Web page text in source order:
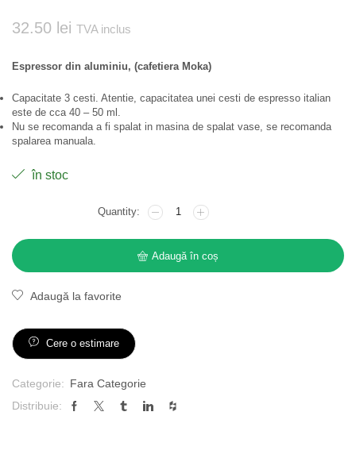
32.50 lei TVA inclus
Espressor din aluminiu, (cafetiera Moka)
Capacitate 3 cesti. Atentie, capacitatea unei cesti de espresso italian
este de cca 40 – 50 ml.
Nu se recomanda a fi spalat in masina de spalat vase, se recomanda
spalarea manuala.
în stoc
Adaugă în coș
Adaugă la favorite
Cere o estimare
Categorie: Fara Categorie
Distribuie: